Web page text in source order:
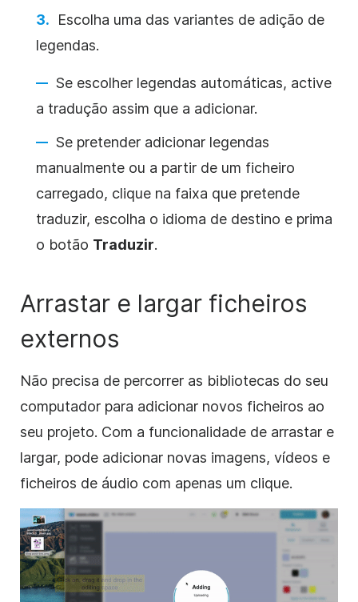
Escolha uma das variantes de adição de
legendas.
Se escolher legendas automáticas, active
a tradução assim que a adicionar.
Se pretender adicionar legendas
manualmente ou a partir de um ficheiro
carregado, clique na faixa que pretende
traduzir, escolha o idioma de destino e prima
o botão Traduzir.
Arrastar e largar ficheiros
externos
Não precisa de percorrer as bibliotecas do seu
computador para adicionar novos ficheiros ao
seu projeto. Com a funcionalidade de arrastar e
largar, pode adicionar novas imagens, vídeos e
ficheiros de áudio com apenas um clique.